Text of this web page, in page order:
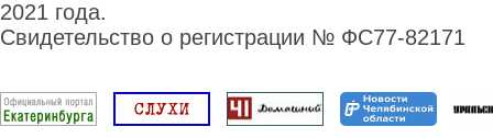
2021 года.
Свидетельство о регистрации № ФС77-82171